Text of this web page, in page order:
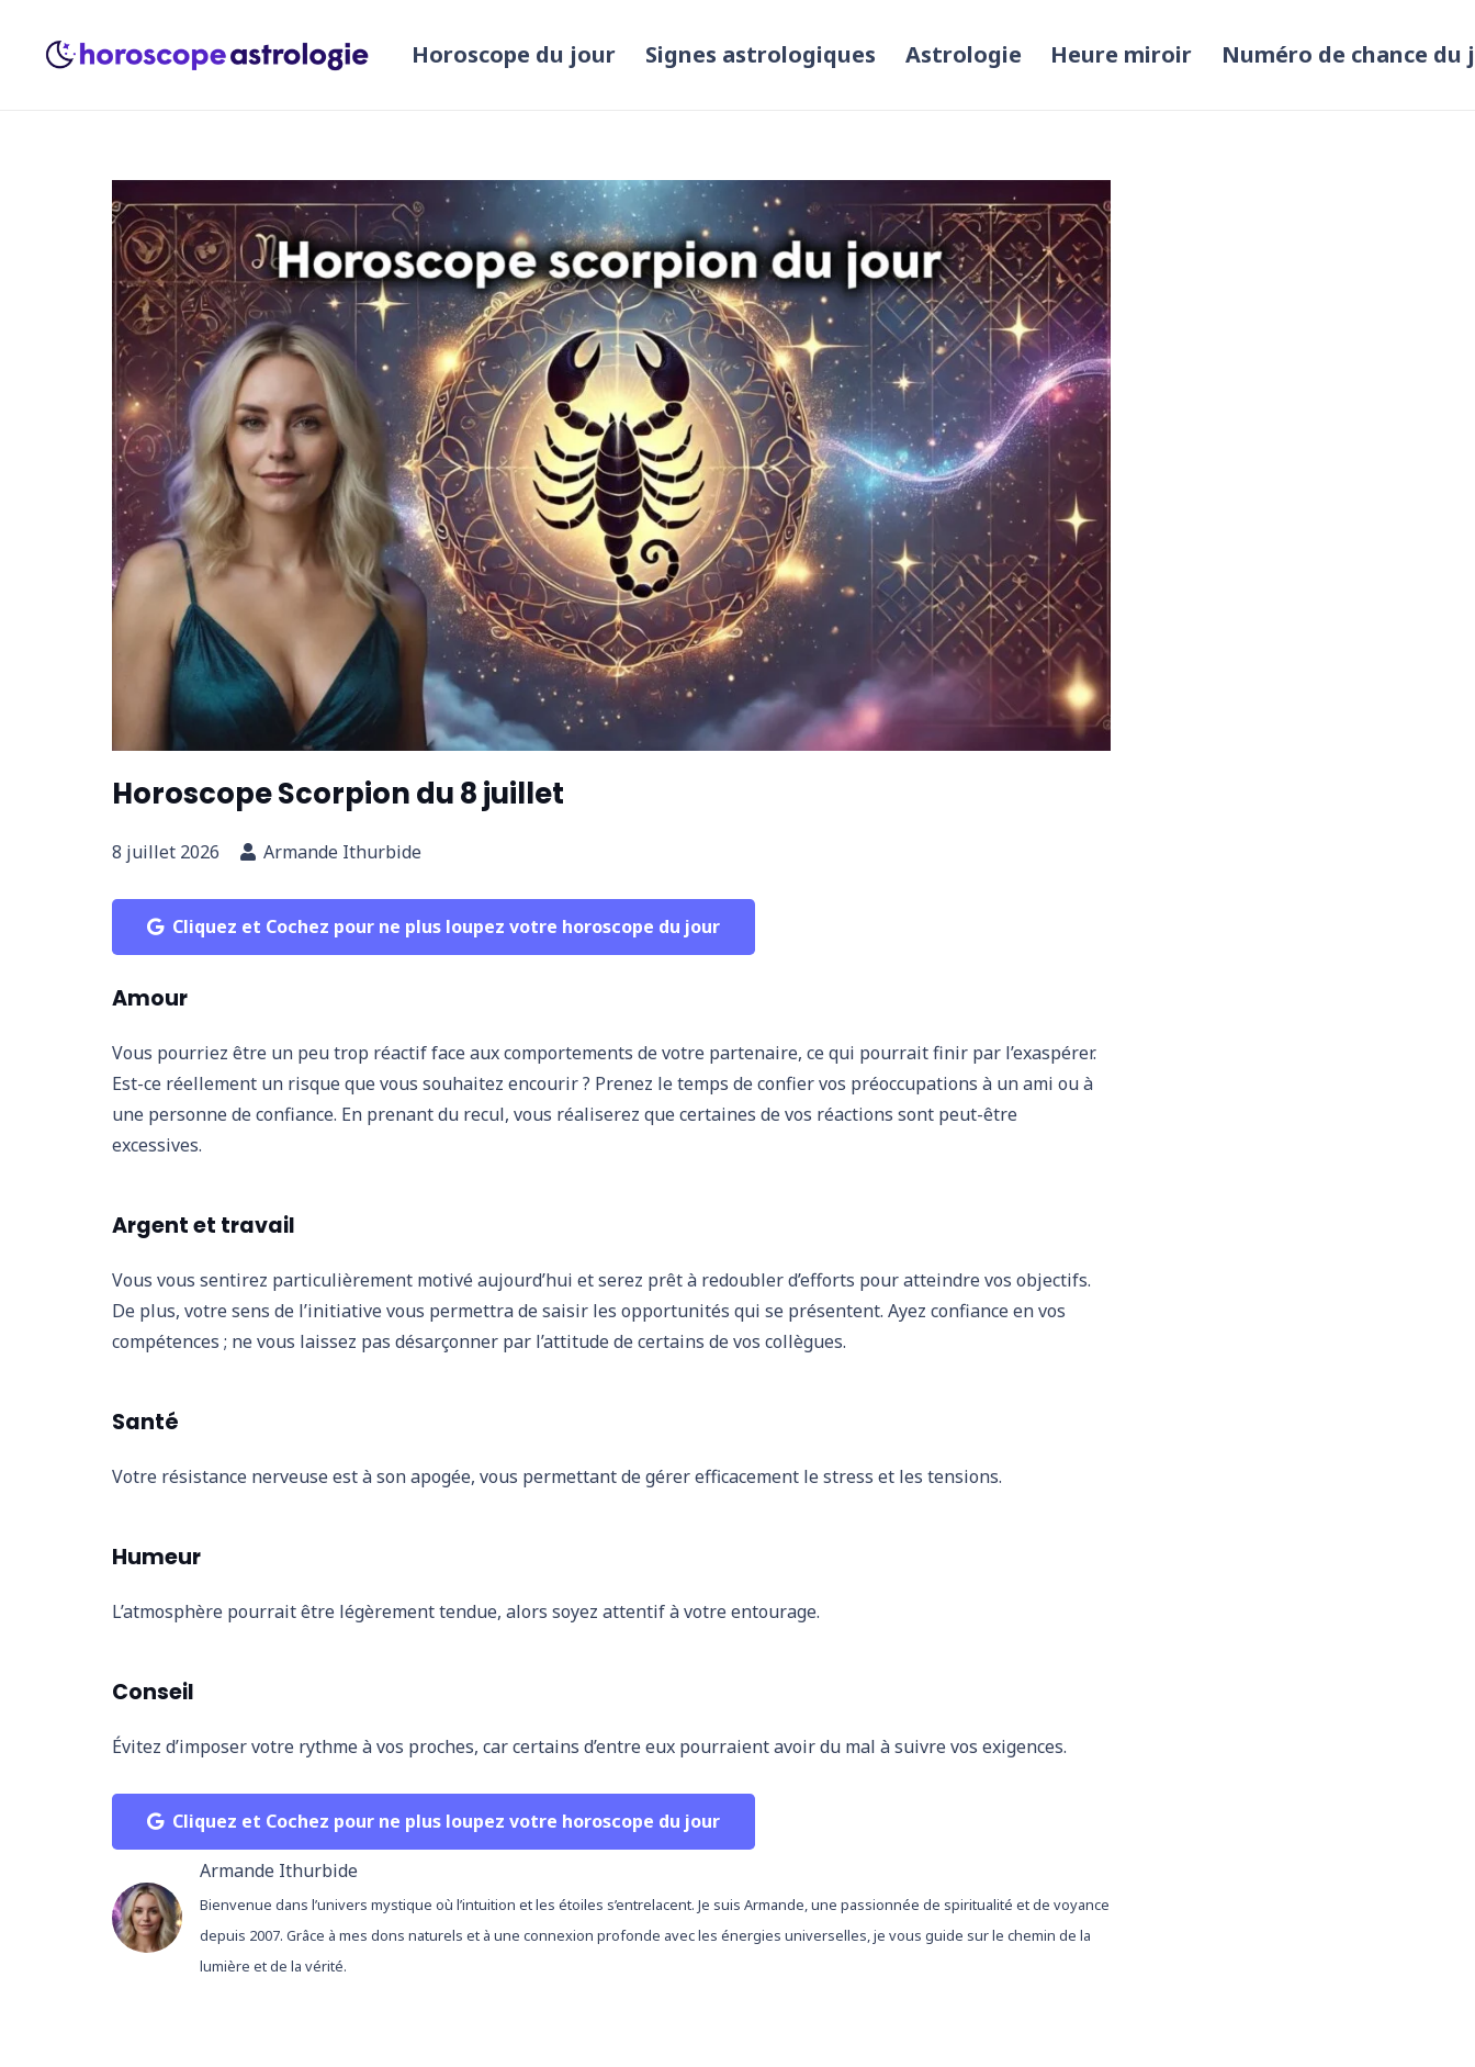
Horoscope du jour Signes astrologiques Astrologie Heure miroir Numéro de chance du
Horoscope Scorpion du 8 juillet
8 juillet 2026 Armande Ithurbide
Cliquez et Cochez pour ne plus loupez votre horoscope du jour
Amour
Vous pourriez être un peu trop réactif face aux comportements de votre partenaire, ce qui pourrait finir par l’exaspérer.
Est-ce réellement un risque que vous souhaitez encourir ? Prenez le temps de confier vos préoccupations à un ami ou à
une personne de confiance. En prenant du recul, vous réaliserez que certaines de vos réactions sont peut-être
excessives.
Argent et travail
Vous vous sentirez particulièrement motivé aujourd’hui et serez prêt à redoubler d’efforts pour atteindre vos objectifs.
De plus, votre sens de l’initiative vous permettra de saisir les opportunités qui se présentent. Ayez confiance en vos
compétences ; ne vous laissez pas désarçonner par l’attitude de certains de vos collègues.
Santé
Votre résistance nerveuse est à son apogée, vous permettant de gérer efficacement le stress et les tensions.
Humeur
L’atmosphère pourrait être légèrement tendue, alors soyez attentif à votre entourage.
Conseil
Évitez d’imposer votre rythme à vos proches, car certains d’entre eux pourraient avoir du mal à suivre vos exigences.
Cliquez et Cochez pour ne plus loupez votre horoscope du jour
Armande Ithurbide
Bienvenue dans l’univers mystique où l’intuition et les étoiles s’entrelacent. Je suis Armande, une passionnée de spiritualité et de voyance
depuis 2007. Grâce à mes dons naturels et à une connexion profonde avec les énergies universelles, je vous guide sur le chemin de la
lumière et de la vérité.